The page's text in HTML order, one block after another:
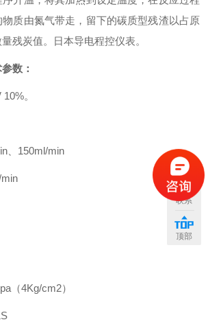
质由氮气带走，留下的碳质型残渣以占原
残炭值。日本导电程控仪表。
数：
。
、150ml/min
（4Kg/cm2）
联系
顶部